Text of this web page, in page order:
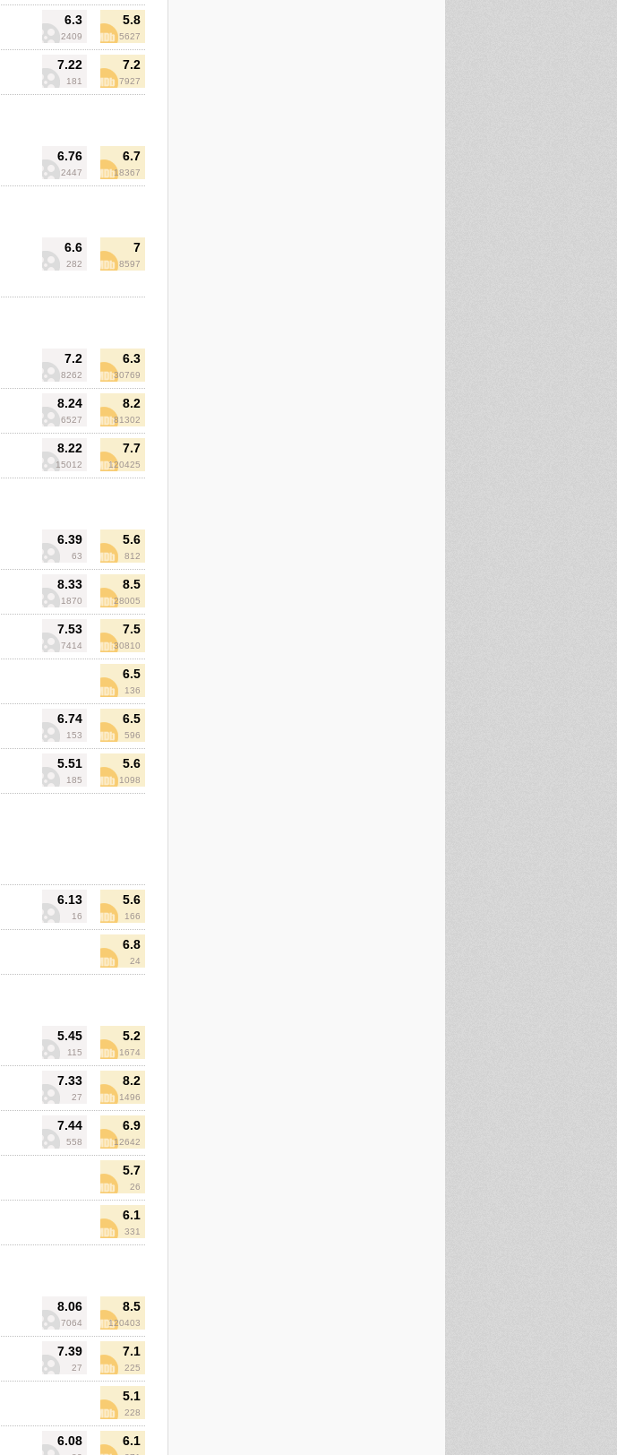
6.3
2409
5.8
5627
7.22
181
7.2
7927
6.76
2447
6.7
18367
6.6
282
7
8597
7.2
8262
6.3
30769
8.24
6527
8.2
81302
8.22
15012
7.7
120425
6.39
63
5.6
812
8.33
1870
8.5
28005
7.53
7414
7.5
30810
6.5
136
6.74
153
6.5
596
5.51
185
5.6
1098
6.13
16
5.6
166
6.8
24
5.45
115
5.2
1674
7.33
27
8.2
1496
7.44
558
6.9
12642
5.7
26
6.1
331
8.06
7064
8.5
120403
7.39
27
7.1
225
5.1
228
6.08 6.1